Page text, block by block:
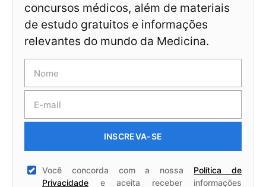
concursos médicos, além de materiais
de estudo gratuitos e informações
relevantes do mundo da Medicina.
INSCREVA-SE
Você concorda com a nossa Política de
Privacidade e aceita receber informações